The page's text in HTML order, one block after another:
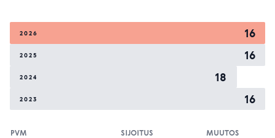
2026 16
2025 16
2024 18
2023 16
PVM SIJOITUS MUUTOS